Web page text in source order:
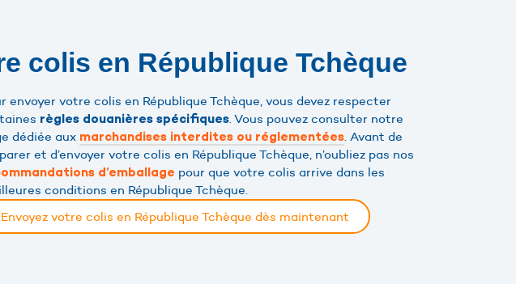
colis en République Tchèque
envoyer votre colis en République Tchèque, vous devez respecter
règles douanières spécifiques. Vous pouvez consulter notre
dédiée aux marchandises interdites ou réglementées. Avant de
et d’envoyer votre colis en République Tchèque, n’oubliez pas nos
d’emballage pour que votre colis arrive dans les
conditions en République Tchèque.
Envoyez votre colis en République Tchèque dès maintenant